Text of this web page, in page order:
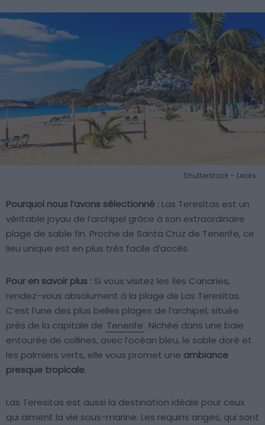
Shutterstock – Leoks
Pourquoi nous l’avons sélectionné : Las Teresitas est un
véritable joyau de l’archipel grâce à son extraordinaire
plage de sable fin. Proche de Santa Cruz de Tenerife, ce
lieu unique est en plus très facile d’accès.
Pour en savoir plus : Si vous visitez les îles Canaries,
rendez-vous absolument à la plage de Las Teresitas.
C’est l’une des plus belles plages de l’archipel, située
près de la capitale de Tenerife. Nichée dans une baie
entourée de collines, avec l’océan bleu, le sable doré et
les palmiers verts, elle vous promet une ambiance
presque tropicale.
Las Teresitas est aussi la destination idéale pour ceux
qui aiment la vie sous-marine. Les requins anges, qui sont